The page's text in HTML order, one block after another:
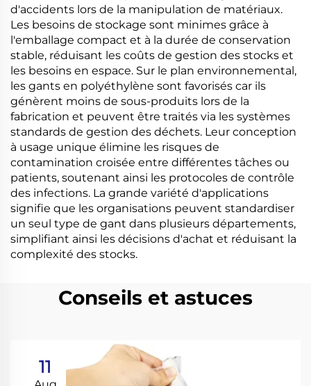
d'accidents lors de la manipulation de matériaux.
Les besoins de stockage sont minimes grâce à
l'emballage compact et à la durée de conservation
stable, réduisant les coûts de gestion des stocks et
les besoins en espace. Sur le plan environnemental,
les gants en polyéthylène sont favorisés car ils
génèrent moins de sous-produits lors de la
fabrication et peuvent être traités via les systèmes
standards de gestion des déchets. Leur conception
à usage unique élimine les risques de
contamination croisée entre différentes tâches ou
patients, soutenant ainsi les protocoles de contrôle
des infections. La grande variété d'applications
signifie que les organisations peuvent standardiser
un seul type de gant dans plusieurs départements,
simplifiant ainsi les décisions d'achat et réduisant la
complexité des stocks.
Conseils et astuces
11